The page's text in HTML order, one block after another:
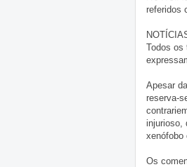
referidos
Todos os
Apesar
reserva-
injurioso,
xenófobo
Os